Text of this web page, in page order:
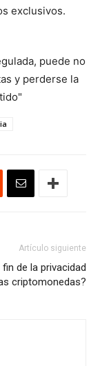
exclusivos.
puede no
y perderse la
Artículo siguiente
fin de la privacidad
criptomonedas?